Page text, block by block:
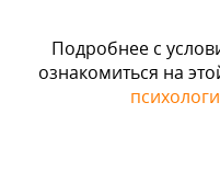
Подробнее с
ознакомиться на